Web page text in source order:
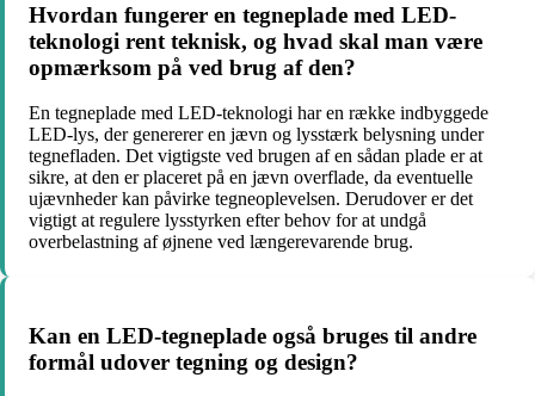
Hvordan fungerer en tegneplade med LED-
teknologi rent teknisk, og hvad skal man være
opmærksom på ved brug af den?
En tegneplade med LED-teknologi har en række indbyggede
LED-lys, der genererer en jævn og lysstærk belysning under
tegnefladen. Det vigtigste ved brugen af en sådan plade er at
sikre, at den er placeret på en jævn overflade, da eventuelle
ujævnheder kan påvirke tegneoplevelsen. Derudover er det
vigtigt at regulere lysstyrken efter behov for at undgå
overbelastning af øjnene ved længerevarende brug.
Kan en LED-tegneplade også bruges til andre
formål udover tegning og design?